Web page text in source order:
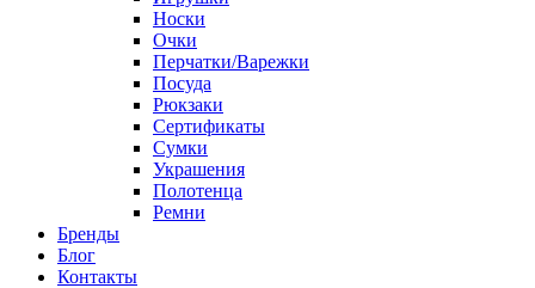
Носки
Очки
Перчатки/Варежки
Посуда
Рюкзаки
Сертификаты
Сумки
Украшения
Полотенца
Ремни
Бренды
Блог
Контакты